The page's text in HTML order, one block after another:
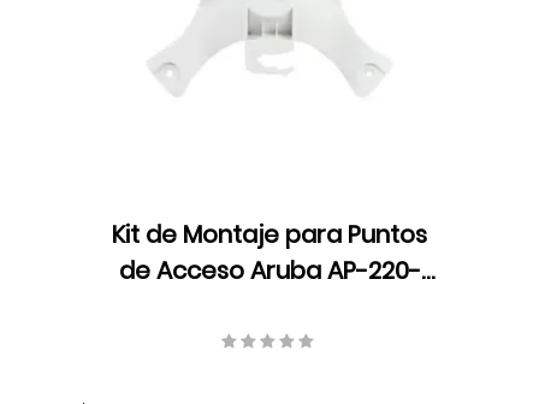
Kit de Montaje para Puntos
de Acceso Aruba AP-220-
AP214/AP215/AP224/AP225/AP228/